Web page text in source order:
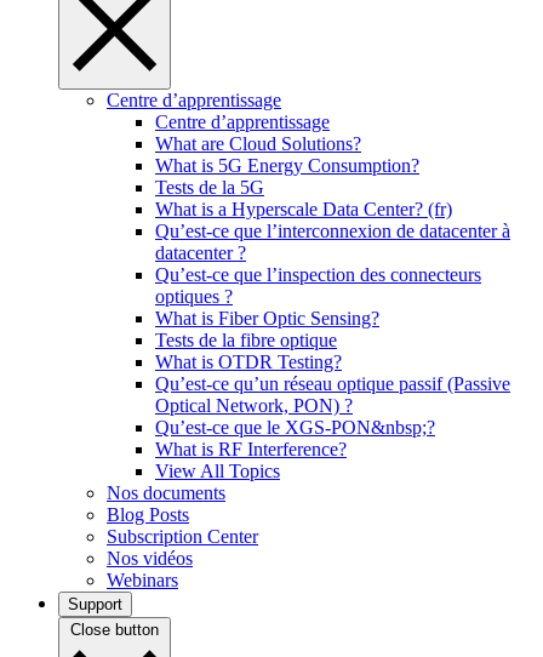
Centre d’apprentissage
Centre d’apprentissage
What are Cloud Solutions?
What is 5G Energy Consumption?
Tests de la 5G
What is a Hyperscale Data Center? (fr)
Qu’est-ce que l’interconnexion de datacenter à
datacenter ?
Qu’est-ce que l’inspection des connecteurs
optiques ?
What is Fiber Optic Sensing?
Tests de la fibre optique
What is OTDR Testing?
Qu’est-ce qu’un réseau optique passif (Passive
Optical Network, PON) ?
Qu’est-ce que le XGS-PON&nbsp;?
What is RF Interference?
View All Topics
Nos documents
Blog Posts
Subscription Center
Nos vidéos
Webinars
Support
Close button